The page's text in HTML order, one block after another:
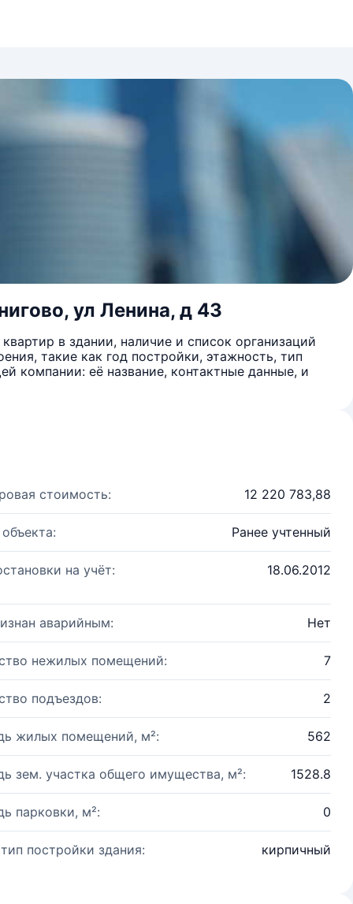
ул Ленина, д 43
в здании, наличие и список организаций
такие как год постройки, этажность, тип
компании: её название, контактные данные, и
стоимость: 12 220 783,88
Ранее учтенный
на учёт: 18.06.2012
аварийным: Нет
нежилых помещений: 7
подъездов: 2
жилых помещений, м²: 562
зем. участка общего имущества, м²: 1528.8
парковки, м²: 0
постройки здания: кирпичный